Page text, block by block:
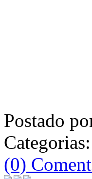
Postado
Categorias:
(0)